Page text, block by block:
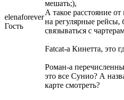
elenaforever
Гость
мешать;),
А такое расстояние
на регулярные рейсы,
связываться с
Fatcat-а Кинетта, это
Роман-а
это все Сунио? А
карте смотреть?